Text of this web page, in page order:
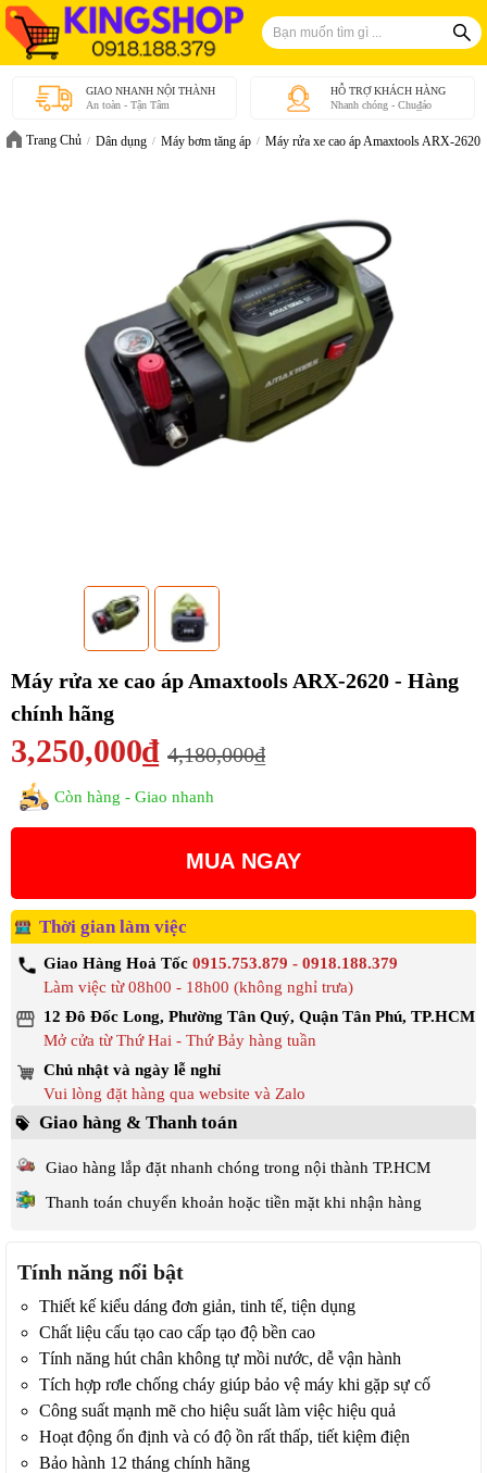
GIAO NHANH NỘI THÀNH
An toàn - Tận Tâm
HỖ TRỢ KHÁCH HÀNG
Nhanh chóng - Chu₫áo
Trang Chủ Dân dụng Máy bơm tăng áp Máy rửa xe cao áp Amaxtools ARX-2620
Máy rửa xe cao áp Amaxtools ARX-2620 - Hàng
chính hãng
3,250,000₫ 4,180,000₫
Còn hàng - Giao nhanh
MUA NGAY
Thời gian làm việc
Giao Hàng Hoả Tốc 0915.753.879 - 0918.188.379
Làm việc từ 08h00 - 18h00 (không nghỉ trưa)
12 Đô Đốc Long, Phường Tân Quý, Quận Tân Phú, TP.HCM
Mở cửa từ Thứ Hai - Thứ Bảy hàng tuần
Chủ nhật và ngày lễ nghỉ
Vui lòng đặt hàng qua website và Zalo
Giao hàng & Thanh toán
Giao hàng lắp đặt nhanh chóng trong nội thành TP.HCM
Thanh toán chuyển khoản hoặc tiền mặt khi nhận hàng
Tính năng nổi bật
Thiết kế kiểu dáng đơn giản, tinh tế, tiện dụng
Chất liệu cấu tạo cao cấp tạo độ bền cao
Tính năng hút chân không tự mồi nước, dễ vận hành
Tích hợp rơle chống cháy giúp bảo vệ máy khi gặp sự cố
Công suất mạnh mẽ cho hiệu suất làm việc hiệu quả
Hoạt động ổn định và có độ ồn rất thấp, tiết kiệm điện
Bảo hành 12 tháng chính hãng